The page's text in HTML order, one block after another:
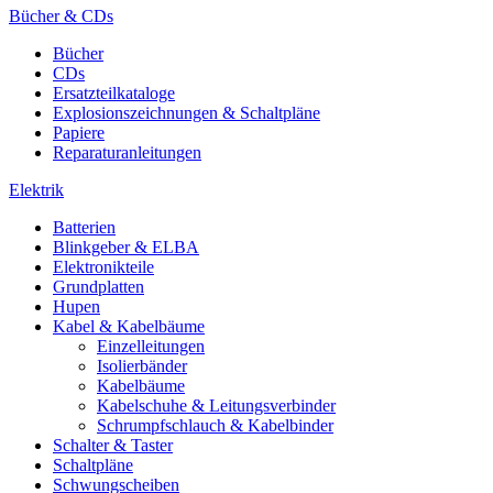
Bücher & CDs
Bücher
CDs
Ersatzteilkataloge
Explosionszeichnungen & Schaltpläne
Papiere
Reparaturanleitungen
Elektrik
Batterien
Blinkgeber & ELBA
Elektronikteile
Grundplatten
Hupen
Kabel & Kabelbäume
Einzelleitungen
Isolierbänder
Kabelbäume
Kabelschuhe & Leitungsverbinder
Schrumpfschlauch & Kabelbinder
Schalter & Taster
Schaltpläne
Schwungscheiben